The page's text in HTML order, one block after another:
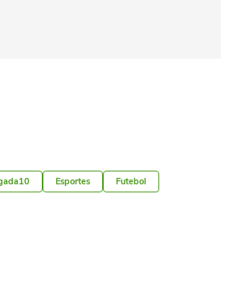
Esportes Futebol